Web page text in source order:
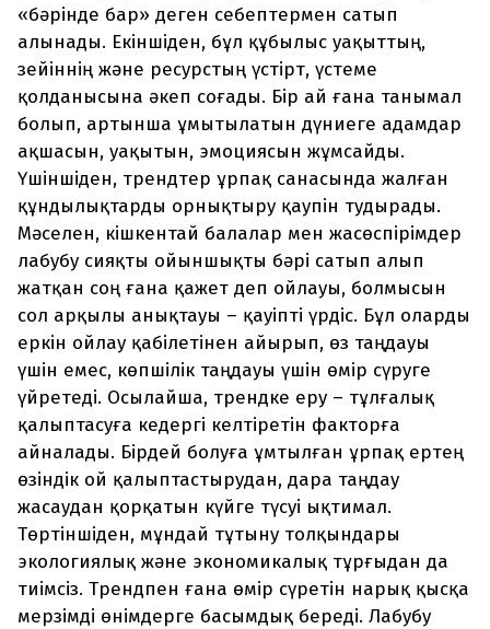
«бәрінде бар» деген себептермен сатып
алынады. Екіншіден, бұл құбылыс уақыттың,
зейіннің және ресурстың үстірт, үстеме
қолданысына әкеп соғады. Бір ай ғана танымал
болып, артынша ұмытылатын дүниеге адамдар
ақшасын, уақытын, эмоциясын жұмсайды.
Үшіншіден, трендтер ұрпақ санасында жалған
құндылықтарды орнықтыру қаупін тудырады.
Мәселен, кішкентай балалар мен жасөспірімдер
лабубу сияқты ойыншықты бәрі сатып алып
жатқан соң ғана қажет деп ойлауы, болмысын
сол арқылы анықтауы – қауіпті үрдіс. Бұл оларды
еркін ойлау қабілетінен айырып, өз таңдауы
үшін емес, көпшілік таңдауы үшін өмір сүруге
үйретеді. Осылайша, трендке еру – тұлғалық
қалыптасуға кедергі келтіретін факторға
айналады. Бірдей болуға ұмтылған ұрпақ ертең
өзіндік ой қалыптастырудан, дара таңдау
жасаудан қорқатын күйге түсуі ықтимал.
Төртіншіден, мұндай тұтыну толқындары
экологиялық және экономикалық тұрғыдан да
тиімсіз. Трендпен ғана өмір сүретін нарық қысқа
мерзімді өнімдерге басымдық береді. Лабубу